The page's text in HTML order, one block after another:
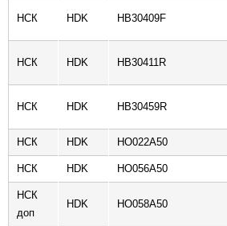
НСК HDK HB30409F
НСК HDK HB30411R
НСК HDK HB30459R
НСК HDK HO022A50
НСК HDK HO056A50
НСК
доп
HDK HO058A50